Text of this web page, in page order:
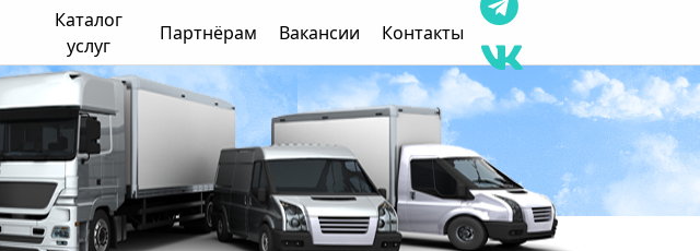
Каталог
услуг
Партнёрам Вакансии Контакты